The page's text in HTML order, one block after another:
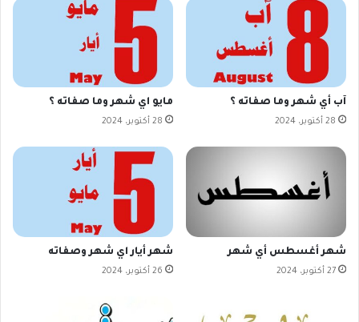
آب أي شهر وما صفاته ؟
28 أكتوبر، 2024
مايو اي شهر وما صفاته ؟
28 أكتوبر، 2024
شهر أغسطس أي شهر
27 أكتوبر، 2024
شهر أيار اي شهر وصفاته
26 أكتوبر، 2024